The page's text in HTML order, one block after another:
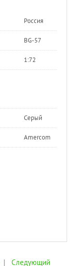
Россия
BG-57
1:72
Серый
Amercom
| Следующий